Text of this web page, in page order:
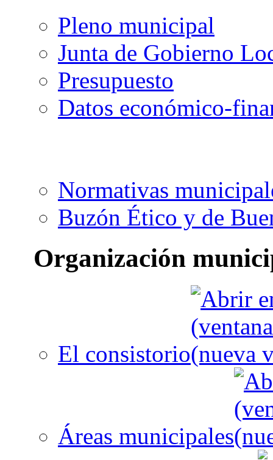
Pleno municipal
Junta de Gobierno
Presupuesto
Datos económico-
Normativas
Buzón Ético y de
Organización
El consistorio
Áreas municipales